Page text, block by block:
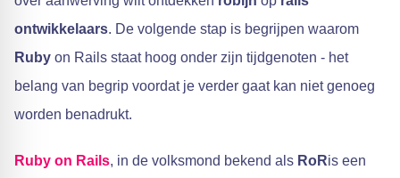
ontwikkelaars. De volgende stap is begrijpen waarom
Ruby on Rails staat hoog onder zijn tijdgenoten - het
belang van begrip voordat je verder gaat kan niet genoeg
worden benadrukt.
Ruby on Rails, in de volksmond bekend als RoRis een